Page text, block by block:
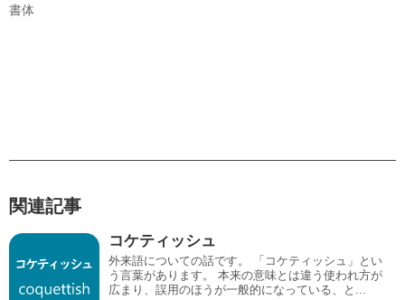
書体
関連記事
コケティッシュ
外来語についての話です。 「コケティッシュ」とい
う言葉があります。 本来の意味とは違う使われ方が
広まり、誤用のほうが一般的になっている、と...